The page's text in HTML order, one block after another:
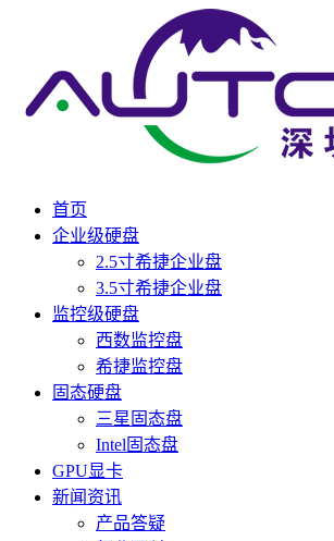
首页
企业级硬盘
2.5寸希捷企业盘
3.5寸希捷企业盘
监控级硬盘
西数监控盘
希捷监控盘
固态硬盘
三星固态盘
Intel固态盘
GPU显卡
新闻资讯
产品答疑